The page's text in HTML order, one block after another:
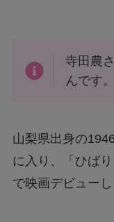
寺田農
んです。
山梨県出身の
に入り、「ひば
で映画デビューし